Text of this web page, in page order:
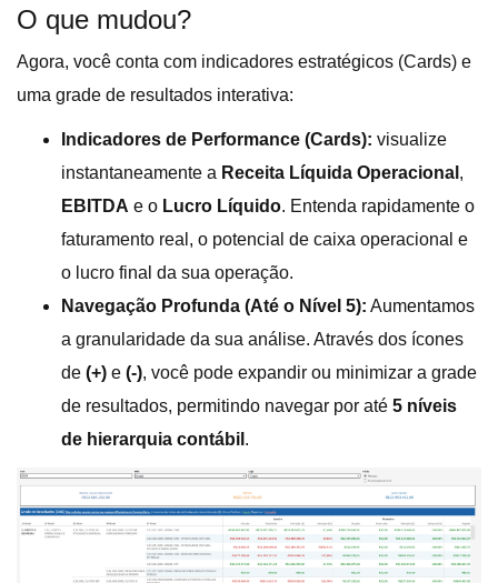
O que mudou?
Agora, você conta com indicadores estratégicos (Cards) e
uma grade de resultados interativa:
Indicadores de Performance (Cards): visualize
instantaneamente a Receita Líquida Operacional ,
EBITDA e o Lucro Líquido. Entenda rapidamente o
faturamento real, o potencial de caixa operacional e
o lucro final da sua operação.
Navegação Profunda (Até o Nível 5): Aumentamos
a granularidade da sua análise. Através dos ícones
de (+) e (-), você pode expandir ou minimizar a grade
de resultados, permitindo navegar por até 5 níveis
de hierarquia contábil .